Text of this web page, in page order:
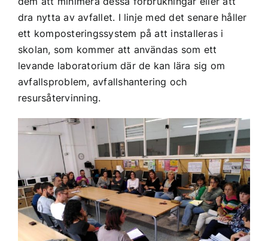
dra nytta av avfallet. I linje med det senare håller
ett komposteringssystem på att installeras i
skolan, som kommer att användas som ett
levande laboratorium där de kan lära sig om
avfallsproblem, avfallshantering och
resursåtervinning.